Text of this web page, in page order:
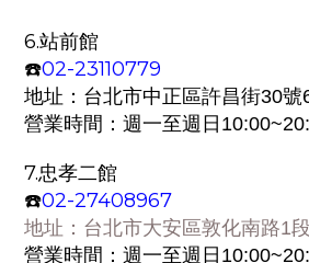
6.站前館
☎️02-23110779
地址： 台北市中正區許昌街30號
營業時間：週一至週日
7.忠孝二館
☎️02-27408967
地址： 台北市大安區敦化南路1
營業時間：週一至週日